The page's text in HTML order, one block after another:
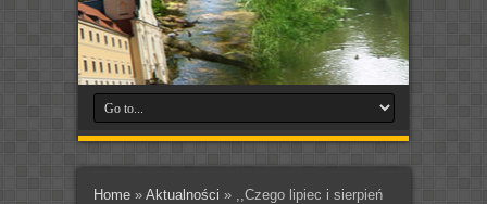
Home» Aktualności »
,,Czego lipiec i sierpień